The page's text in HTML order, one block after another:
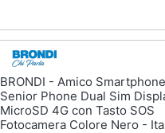
BRONDI - Amico
Senior Phone Dual Sim
MicroSD 4G con Tasto SOS
Fotocamera Colore Nero -